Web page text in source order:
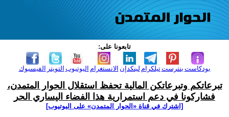
تابعونا على:
الفيسبوك التويتر اليوتيوب الانستغرام لينكدإن تيلكرامبنترست بودكاست
تبرعاتكم وتبرعاتكن المالية تحفظ استقلال الحوار المتمدن،
فشاركونا في دعم استمرارية هذا الفضاء اليساري الحر
[اشترك في قناة ‫«الحوار المتمدن» على اليوتيوب]